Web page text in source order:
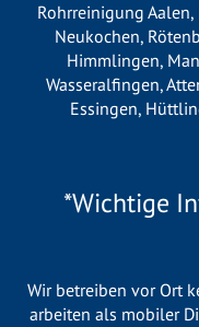
Rohrreinigung Aalen,
Neukochen,
Himmlingen,
Wasseralfingen,
Essingen,
*Wichtige
Wir betreiben vor Ort
arbeiten als mobiler